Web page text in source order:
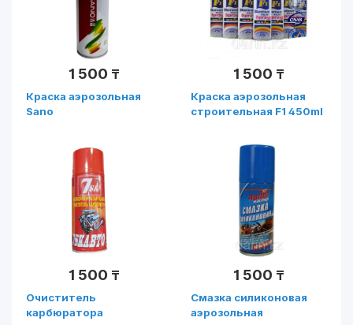
1 500 ₸
Краска аэрозольная
Sano
1 500 ₸
Краска аэрозольная
строительная F1 450ml
1 500 ₸
Очиститель
карбюратора
1 500 ₸
Смазка силиконовая
аэрозольная